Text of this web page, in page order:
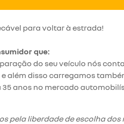
para voltar à estrada!
que:
do seu veículo nós
além disso carregamos
anos no mercado
pela liberdade de escolha